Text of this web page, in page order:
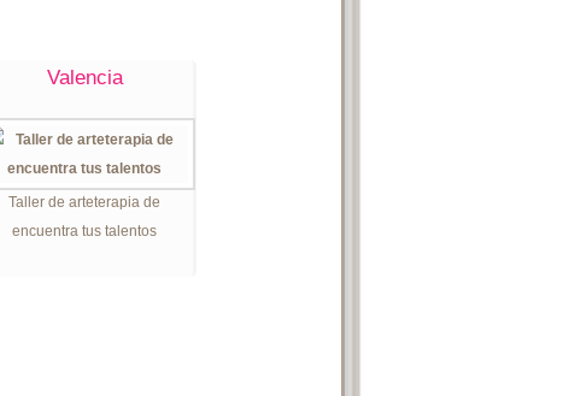
Valencia
Taller de arteterapia de
encuentra tus talentos